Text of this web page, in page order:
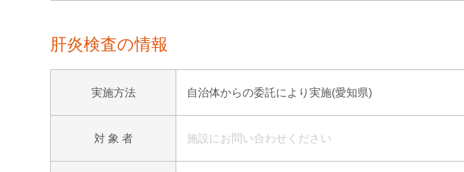
肝炎検査の情報
実施方法 自治体からの委託により実施(愛知県)
対 象 者 施設にお問い合わせください